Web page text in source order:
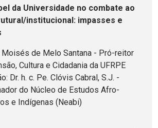
da Universidade no combate ao
institucional: impasses e
Moisés de Melo Santana - Pró-reitor
Cultura e Cidadania da UFRPE
Dr. h. c. Pe. Clóvis Cabral, S.J. -
do Núcleo de Estudos Afro-
e Indígenas (Neabi)